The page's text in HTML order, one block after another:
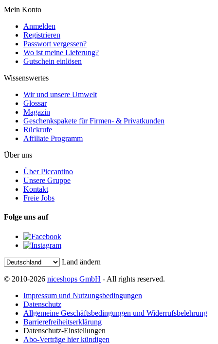
Mein Konto
Anmelden
Registrieren
Passwort vergessen?
Wo ist meine Lieferung?
Gutschein einlösen
Wissenswertes
Wir und unsere Umwelt
Glossar
Magazin
Geschenkspakete für Firmen- & Privatkunden
Rückrufe
Affiliate Programm
Über uns
Über Piccantino
Unsere Gruppe
Kontakt
Freie Jobs
Folge uns auf
Land ändern
© 2010-2026 niceshops GmbH - All rights reserved.
Impressum und Nutzungsbedingungen
Datenschutz
Allgemeine Geschäftsbedingungen und Widerrufsbelehrung
Barrierefreiheitserklärung
Datenschutz-Einstellungen
Abo-Verträge hier kündigen